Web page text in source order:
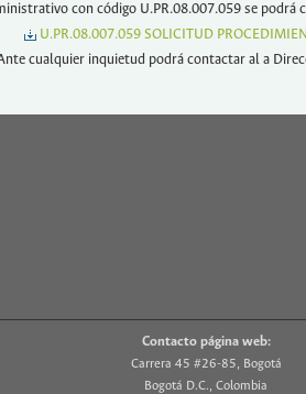
con código U.PR.08.007.059 se podrá
U.PR.08.007.059 SOLICITUD
cualquier inquietud podrá contactar al a
Contacto página web:
Carrera 45 #26-85, Bogotá
Bogotá D.C., Colombia